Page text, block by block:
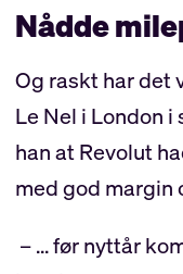
Nådde
Og raskt har det
Le Nel i London
han at Revolut
med god margin
– ... før nyttår